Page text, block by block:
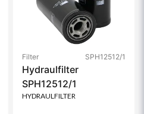
Filter SPH12512/1
Hydraulfilter
SPH12512/1
HYDRAULFILTER